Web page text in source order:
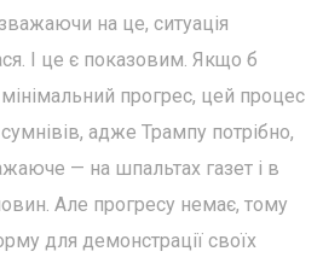
на це, ситуація
І це є показовим. Якщо б
прогрес, цей процес
адже Трампу потрібно,
— на шпальтах газет і в
Але прогресу немає, тому
для демонстрації своїх